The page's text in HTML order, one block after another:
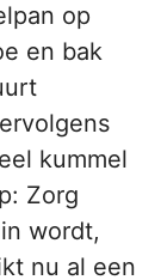
op
en bak
kummel
Zorg
wordt,
nu al een